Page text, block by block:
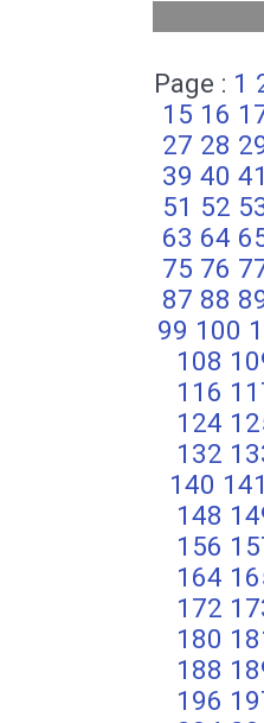
Page : 1
15 16
27 28
39 40 41
51 52
63 64
75 76
87 88
99 100
108
116
124
132
140 141
148
156
164
172
180
188
196